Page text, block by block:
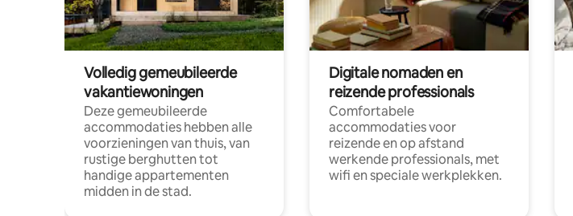
Volledig gemeubileerde
vakantiewoningen
Deze gemeubileerde
accommodaties hebben alle
voorzieningen van thuis, van
rustige berghutten tot
handige appartementen
midden in de stad.
Digitale nomaden en
reizende professionals
Comfortabele
accommodaties voor
reizende en op afstand
werkende professionals, met
wifi en speciale werkplekken.